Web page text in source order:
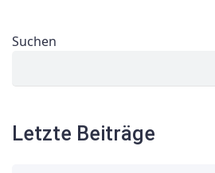
Suchen
Letzte Beiträge